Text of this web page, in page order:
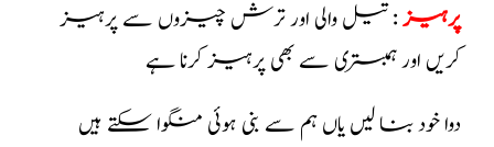
پرہیز: تیل والی اور ترش چیزوں سے پرہیز
کریں اور ہمبستری سے بھی پرہیز کرنا ہے
دوا خود بنا لیں یاں ہم سے بنی ہوئی منگوا سکتے ہیں